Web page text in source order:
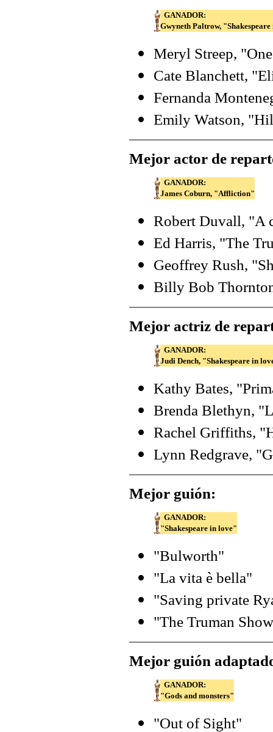
GANADOR:
Gwyneth Paltrow,
Meryl Streep,
Cate Blanchett,
Fernanda
Emily Watson,
Mejor actor de
GANADOR:
James Coburn, "Affliction"
Robert Duvall, "A
Ed Harris, "The
Geoffrey Rush,
Billy Bob
Mejor actriz de
GANADOR:
Judi Dench, "Shakespeare in
Kathy Bates,
Brenda Blethyn,
Rachel Griffiths,
Lynn Redgrave,
Mejor guión:
GANADOR:
"Shakespeare in love"
"Bulworth"
"La vita è bella"
"Saving private
"The Truman
Mejor guión
GANADOR:
"Gods and monsters"
"Out of Sight"